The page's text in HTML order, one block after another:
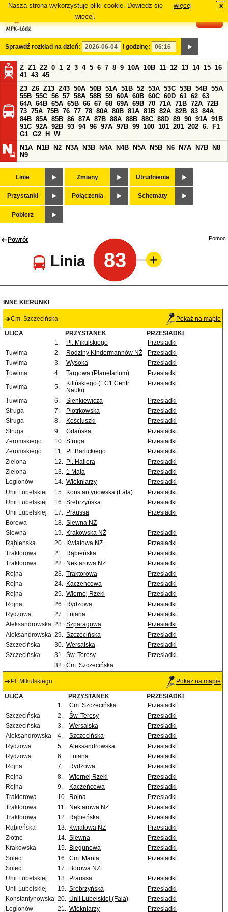
Nasza strona wykorzystuje pliki cookie. Dowiedz się
więcej.
więcej x
Sprawdź rozkład na dzień: i godzinę:
Z Z1 Z2 0 1 2 3 4 5 6 7 8 9 10A 10B 11 12 13 14 15 16
41 43 45
Z3 Z6 Z13 Z43 50A 50B 51A 51B 52 53A 53C 53B 54B 55A
55B 55C 56 57 58A 58B 59 60A 60B 60C 60D 61 62 63
64A 64B 65A 65B 66 67 68 69A 69B 70 71A 71B 72A 72B
73 75A 75B 76 77 78 80A 80B 81A 81B 82A 82B 83 84A
84B 85A 85B 86 87A 87B 88A 88B 88C 88D 89 90 91A 91B
91C 92A 92B 93 94 96 97A 97B 99 100 101 201 202 6.
F1
G1 G2 H
W
N1A
N1B N2 N3A N3B N4A N4B N5A N5B N6 N7A N7B
N8
N9
Linie Zmiany Utrudnienia
Przystanki Połączenia Schematy
Pobierz
Powrót
Linia 83
Pomoc
INNE KIERUNKI
Cm. Szczecińska Pokaż na mapie
ULICA PRZYSTANEK
PRZESIADKI
1.
Pl. Mikulskiego
Przesiadki
Tuwima
2. Rodziny Kindermannów NŻ
Przesiadki
Tuwima
3. Wysoka
Przesiadki
Tuwima
4. Targowa (Planetarium)
Przesiadki
Tuwima
5.
Kilińskiego (EC1 Centr.
Nauki)
Przesiadki
Tuwima 6. Sienkiewicza
Przesiadki
Struga
7. Piotrkowska
Przesiadki
Struga
8. Kościuszki
Przesiadki
Struga
9. Gdańska
Przesiadki
Żeromskiego
10. Struga
Przesiadki
Żeromskiego
11. Pl. Barlickiego
Przesiadki
Zielona
12. Pl. Hallera
Przesiadki
Zielona
13. 1 Maja
Przesiadki
Legionów
14. Włókniarzy
Przesiadki
Unii Lubelskiej
15. Konstantynowska (Fala)
Przesiadki
Unii Lubelskiej
16. Srebrzyńska
Przesiadki
Unii Lubelskiej
17. Praussa
Przesiadki
Borowa
18. Siewna NŻ
Siewna
19. Krakowska NŻ
Przesiadki
Rąbieńska
20. Kwiatowa NŻ
Przesiadki
Traktorowa
21. Rąbieńska
Przesiadki
Traktorowa
22. Nektarowa NŻ
Przesiadki
Rojna
23. Traktorowa
Przesiadki
Rojna
24. Kaczeńcowa
Przesiadki
Rojna
25. Wiernej Rzeki
Przesiadki
Rojna
26. Rydzowa
Przesiadki
Rydzowa
27. Lniana
Przesiadki
Aleksandrowska 28. Szparagowa
Przesiadki
Aleksandrowska 29. Szczecińska
Przesiadki
Szczecińska
30. Wersalska
Przesiadki
Szczecińska
31. Św. Teresy
Przesiadki
32. Cm. Szczecińska
Pl. Mikulskiego Pokaż na mapie
ULICA PRZYSTANEK
PRZESIADKI
1.
Cm. Szczecińska
Przesiadki
Szczecińska
2. Św. Teresy
Przesiadki
Szczecińska
3. Wersalska
Przesiadki
Aleksandrowska
4. Szczecińska
Przesiadki
Rydzowa
5. Aleksandrowska
Przesiadki
Rydzowa
6. Lniana
Przesiadki
Rojna
7. Rydzowa
Przesiadki
Rojna
8. Wiernej Rzeki
Przesiadki
Rojna
9. Kaczeńcowa
Przesiadki
Traktorowa
10. Rojna
Przesiadki
Traktorowa
11. Nektarowa NŻ
Przesiadki
Traktorowa
12. Rąbieńska
Przesiadki
Rąbieńska
13. Kwiatowa NŻ
Przesiadki
Złotno
14. Siewna
Przesiadki
Krakowska
15. Biegunowa
Przesiadki
Solec
16. Cm. Mania
Przesiadki
Solec
17. Borowa NŻ
Unii Lubelskiej
18. Praussa
Przesiadki
Unii Lubelskiej
19. Srebrzyńska
Przesiadki
Konstantynowska 20. Unii Lubelskiej (Fala)
Przesiadki
Legionów
21. Włókniarzy Przesiadki